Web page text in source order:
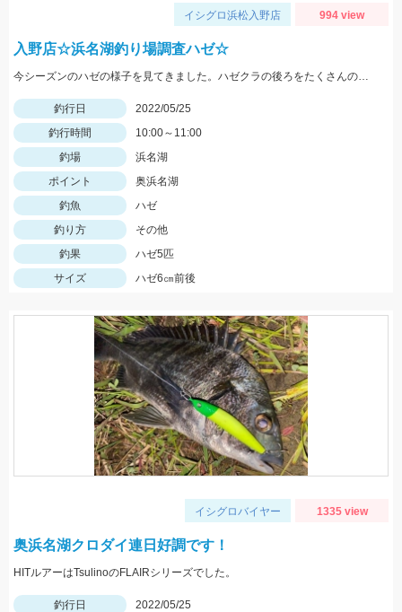
イシグロ浜松入野店 994 view
入野店☆浜名湖釣り場調査ハゼ☆
今シーズンのハゼの様子を見てきました。ハゼクラの後ろをたくさんのハゼが付いてきたので今後楽しみですよ♪今後もちょくちょく様子見てきますね。
釣行日
2022/05/25
釣行時間
10:00～11:00
釣場
浜名湖
ポイント
奥浜名湖
釣魚
ハゼ
釣り方
その他
釣果
ハゼ5匹
サイズ
ハゼ6㎝前後
イシグロバイヤー 1335 view
奥浜名湖クロダイ連日好調です！
HITルアーはTsulinoのFLAIRシリーズでした。
釣行日
2022/05/25